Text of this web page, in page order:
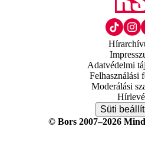
Adatvédelmi
Felhasználási
Moderálási
Süti
© Bors 2007–2026